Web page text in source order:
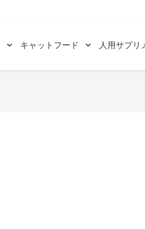
キャットフード 人用サプリ